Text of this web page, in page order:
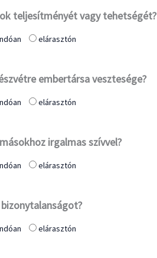
teljesítményét vagy tehetségét?
elárasztón
embertársa vesztesége?
elárasztón
irgalmas szívvel?
elárasztón
elárasztón